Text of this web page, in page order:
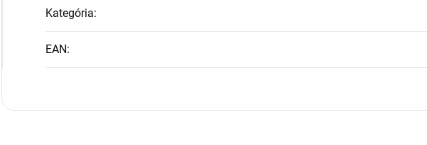
Kategória:
EAN: